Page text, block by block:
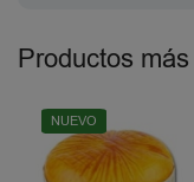
Productos
NUEVO